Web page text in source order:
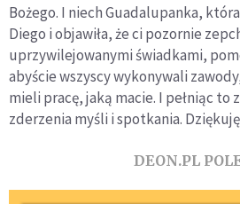
Bożego. I niech Guadalupanka,
Diego i objawiła, że ci pozornie
uprzywilejowanymi świadkami,
abyście wszyscy wykonywali
mieli pracę, jaką macie. I pełniąc to
zderzenia myśli i spotkania.
DEON.PL